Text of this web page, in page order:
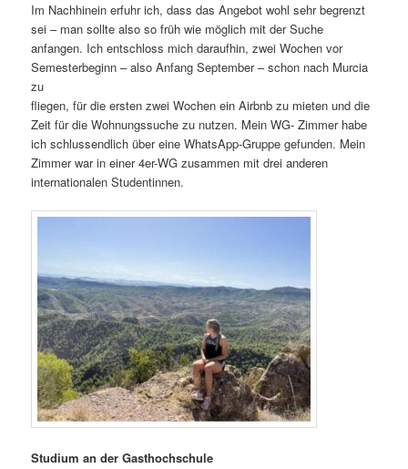
Im Nachhinein erfuhr ich, dass das Angebot wohl sehr begrenzt
sei – man sollte also so früh wie möglich mit der Suche
anfangen. Ich entschloss mich daraufhin, zwei Wochen vor
Semesterbeginn – also Anfang September – schon nach Murcia
zu
fliegen, für die ersten zwei Wochen ein Airbnb zu mieten und die
Zeit für die Wohnungssuche zu nutzen. Mein WG- Zimmer habe
ich schlussendlich über eine WhatsApp-Gruppe gefunden. Mein
Zimmer war in einer 4er-WG zusammen mit drei anderen
internationalen Studentinnen.
Studium an der Gasthochschule